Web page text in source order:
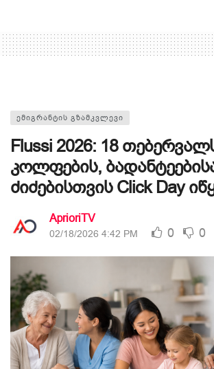
ᲔᲛᲘᲒᲠᲐᲜᲢᲘᲡ ᲒᲖᲐᲛᲙᲕᲚᲔᲕᲘ
Flussi 2026: 18
კოლფების,
ძიძებისთვის Click Day
AprioriTV
02/18/2026 4:42 PM 0 0